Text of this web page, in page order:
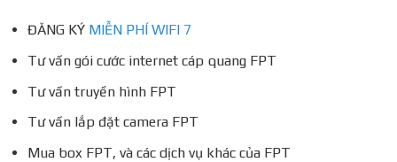
ĐĂNG KÝ MIỄN PHÍ WIFI 7
Tư vấn gói cước internet cáp quang FPT
Tư vấn truyền hình FPT
Tư vấn lắp đặt camera FPT
Mua box FPT, và các dịch vụ khác của FPT